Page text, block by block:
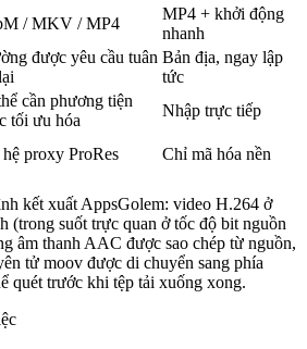
/ MKV / MP4
MP4 + khởi động
nhanh
được yêu cầu tuân Bản địa, ngay lập
tức
cần phương tiện
tối ưu hóa
Nhập trực tiếp
proxy ProRes Chỉ mã hóa nền
kết xuất AppsGolem: video H.264 ở
(trong suốt trực quan ở tốc độ bit nguồn
âm thanh AAC được sao chép từ nguồn,
tử moov được di chuyển sang phía
quét trước khi tệp tải xuống xong.